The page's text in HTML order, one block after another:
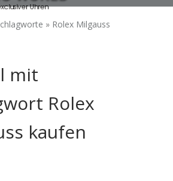
» Rolex Milgauss
mit
Rolex
kaufen